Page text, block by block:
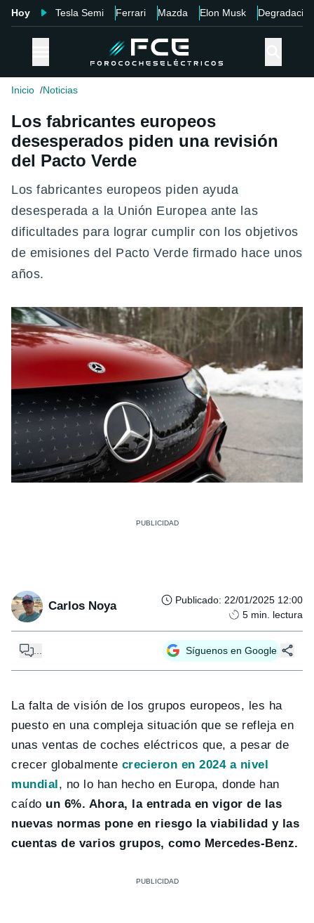
Hoy Tesla Semi Ferrari Mazda Elon Musk Degradación
Inicio Noticias
Los fabricantes europeos
desesperados piden una revisión
del Pacto Verde
Los fabricantes europeos piden ayuda
desesperada a la Unión Europea ante las
dificultades para lograr cumplir con los objetivos
de emisiones del Pacto Verde firmado hace unos
años.
Carlos Noya Publicado: 22/01/2025 12:00
5 min. lectura
Síguenos en Google
La falta de visión de los grupos europeos, les ha
puesto en una compleja situación que se refleja en
unas ventas de coches eléctricos que, a pesar de
crecer globalmente crecieron en 2024 a nivel
mundial, no lo han hecho en Europa, donde han
caído un 6%. Ahora, la entrada en vigor de las
nuevas normas pone en riesgo la viabilidad y las
cuentas de varios grupos, como Mercedes-Benz.